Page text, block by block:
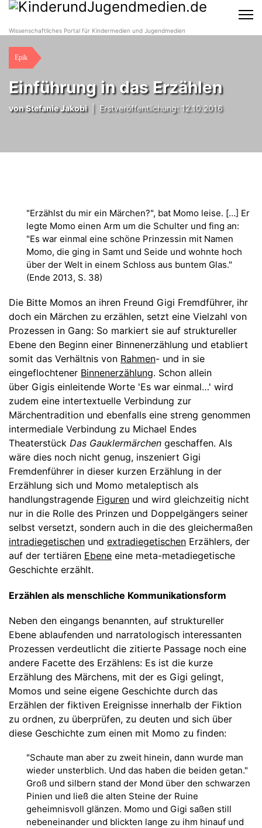
Wissenschaftliches Portal für Kindermedien und Jugendmedien
Epik
Einführung in das Erzählen
vonStefanie Jakobi| Erstveröffentlichung: 12.10.2016
"Erzählst du mir ein Märchen?", bat Momo leise. […] Er
legte Momo einen Arm um die Schulter und fing an:
"Es war einmal eine schöne Prinzessin mit Namen
Momo, die ging in Samt und Seide und wohnte hoch
über der Welt in einem Schloss aus buntem Glas."
(Ende 2013, S. 38)
Die Bitte Momos an ihren Freund Gigi Fremdführer, ihr
doch ein Märchen zu erzählen, setzt eine Vielzahl von
Prozessen in Gang: So markiert sie auf struktureller
Ebene den Beginn einer Binnenerzählung und etabliert
somit das Verhältnis von Rahmen- und in sie
eingeflochtener Binnenerzählung. Schon allein
über Gigis einleitende Worte 'Es war einmal…' wird
zudem eine intertextuelle Verbindung zur
Märchentradition und ebenfalls eine streng genommen
intermediale Verbindung zu Michael Endes
Theaterstück Das Gauklermärchen geschaffen. Als
wäre dies noch nicht genug, inszeniert Gigi
Fremdenführer in dieser kurzen Erzählung in der
Erzählung sich und Momo metaleptisch als
handlungstragende Figuren und wird gleichzeitig nicht
nur in die Rolle des Prinzen und Doppelgängers seiner
selbst versetzt, sondern auch in die des gleichermaßen
intradiegetischen und extradiegetischen Erzählers, der
auf der tertiären Ebene eine meta-metadiegetische
Geschichte erzählt.
Erzählen als menschliche Kommunikationsform
Neben den eingangs benannten, auf struktureller
Ebene ablaufenden und narratologisch interessanten
Prozessen verdeutlicht die zitierte Passage noch eine
andere Facette des Erzählens: Es ist die kurze
Erzählung des Märchens, mit der es Gigi gelingt,
Momos und seine eigene Geschichte durch das
Erzählen der fiktiven Ereignisse innerhalb der Fiktion
zu ordnen, zu überprüfen, zu deuten und sich über
diese Geschichte zum einen mit Momo zu finden:
"Schaute man aber zu zweit hinein, dann wurde man
wieder unsterblich. Und das haben die beiden getan."
Groß und silbern stand der Mond über den schwarzen
Pinien und ließ die alten Steine der Ruine
geheimnisvoll glänzen. Momo und Gigi saßen still
nebeneinander und blickten lange zu ihm hinauf und